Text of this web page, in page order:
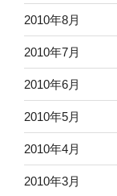
2010年8月
2010年7月
2010年6月
2010年5月
2010年4月
2010年3月